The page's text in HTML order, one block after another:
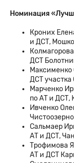
Номинация
Кроних
и ДСТ,
ДСТ
Максименко
ДСТ
Марченко
по АТ и ДСТ,
Ивченко
Сальмаер
АТ и ДСТ,
Трофимова
АТ и ДСТ